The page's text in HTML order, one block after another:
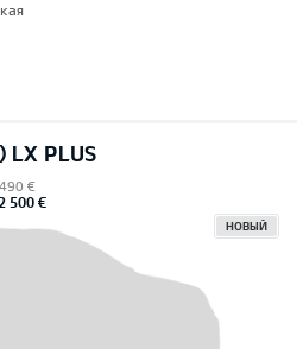
PLUS
€
500 €
НОВЫЙ